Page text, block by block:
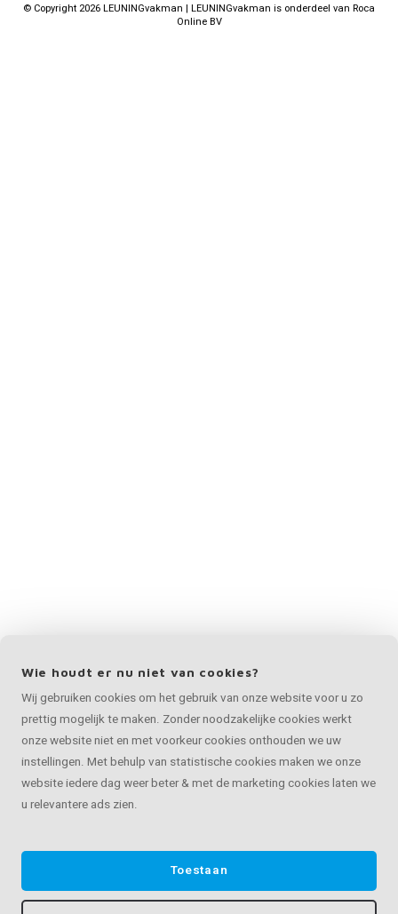
© Copyright 2026 LEUNINGvakman | LEUNINGvakman is onderdeel van Roca
Online BV
Wie houdt er nu niet van cookies?
Wij gebruiken cookies om het gebruik van onze website voor u zo
prettig mogelijk te maken. Zonder noodzakelijke cookies werkt
onze website niet en met voorkeur cookies onthouden we uw
instellingen. Met behulp van statistische cookies maken we onze
website iedere dag weer beter & met de marketing cookies laten we
u relevantere ads zien.
Toestaan